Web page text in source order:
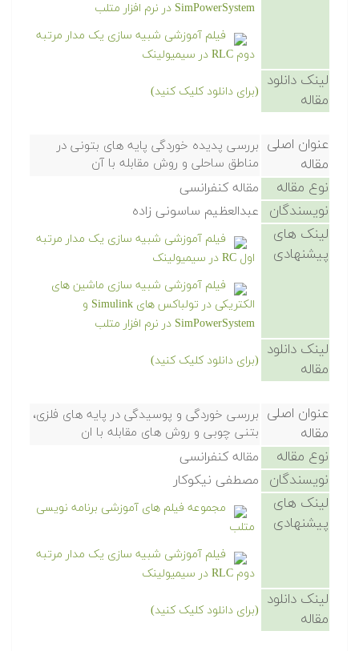
SimPowerSystem در نرم افزار متلب
فیلم آموزشی شبیه سازی یک مدار مرتبه
دوم RLC در سیمیولینک
لینک دانلود
مقاله
(برای دانلود کلیک کنید)
عنوان اصلی
مقاله
بررسی پدیده خوردگی پایه های بتونی در
مناطق ساحلی و روش مقابله با آن
نوع مقاله مقاله کنفرانسی
نویسندگان عبدالعظیم ساسونی زاده
لینک های
پیشنهادی
فیلم آموزشی شبیه سازی یک مدار مرتبه
اول RC در سیمیولینک
فیلم آموزشی شبیه سازی ماشین های
الکتریکی در تولباکس های Simulink و
SimPowerSystem در نرم افزار متلب
لینک دانلود
مقاله
(برای دانلود کلیک کنید)
عنوان اصلی
مقاله
بررسی خوردگی و پوسیدگی در پایه های فلزی،
بتنی چوبی و روش های مقابله با ان
نوع مقاله مقاله کنفرانسی
نویسندگان مصطفی نیکوکار
لینک های
پیشنهادی
مجموعه فیلم های آموزشی برنامه نویسی
متلب
فیلم آموزشی شبیه سازی یک مدار مرتبه
دوم RLC در سیمیولینک
لینک دانلود
مقاله
(برای دانلود کلیک کنید)